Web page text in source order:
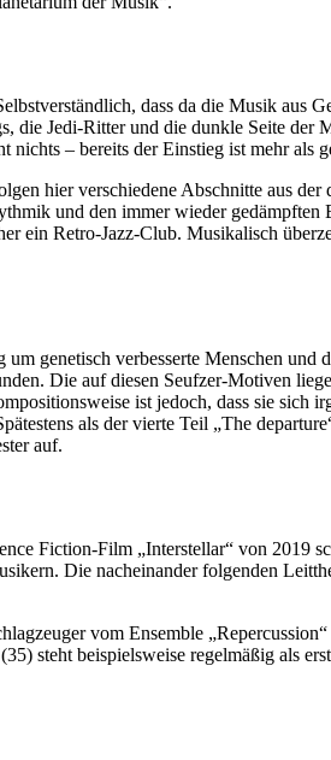
dass da die Musik aus
die Jedi-Ritter und die dunkle Seite der
– bereits der Einstieg ist mehr als
hier verschiedene Abschnitte aus
und den immer wieder gedämpften
ein Retro-Jazz-Club. Musikalisch
genetisch verbesserte Menschen und
Die auf diesen Seufzer-Motiven
ist jedoch, dass sie sich
als der vierte Teil „The
auf.
Fiction-Film „Interstellar“ von 2019
Die nacheinander folgenden
vom Ensemble
steht beispielsweise regelmäßig als